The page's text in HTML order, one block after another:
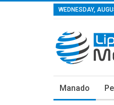
WEDNESDAY,
Manado